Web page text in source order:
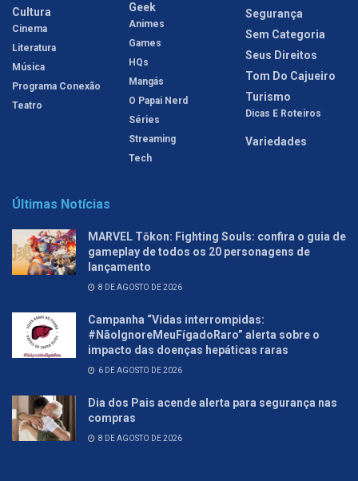
Cultura
Cinema
Literatura
Música
Programa Conexão
Teatro
Geek
Animes
Games
HQs
Mangás
O Papai Nerd
Séries
Streaming
Tech
Segurança
Sem Categoria
Seus Direitos
Tom Do Cajueiro
Turismo
Dicas E Roteiros
Variedades
Últimas Notícias
MARVEL Tōkon: Fighting Souls: confira o guia de
gameplay de todos os 20 personagens de
lançamento
8 DE AGOSTO DE 2026
Campanha “Vidas interrompidas:
#NãoIgnoreMeuFígadoRaro” alerta sobre o
impacto das doenças hepáticas raras
6 DE AGOSTO DE 2026
Dia dos Pais acende alerta para segurança nas
compras
8 DE AGOSTO DE 2026